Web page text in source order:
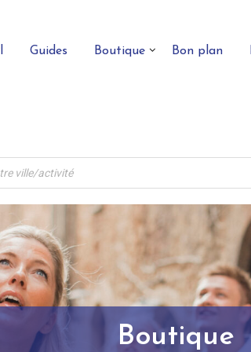
Guides Boutique Bon plan
Boutique